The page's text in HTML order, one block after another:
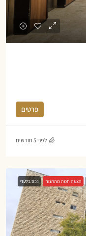
פרטים
לפני 5 חודשים
הצעה חמה מהתנור נכס בלעדי